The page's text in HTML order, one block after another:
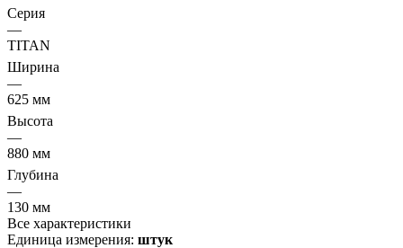
Серия
—
TITAN
Ширина
—
625 мм
Высота
—
880 мм
Глубина
—
130 мм
Все характеристики
Единица измерения: штук